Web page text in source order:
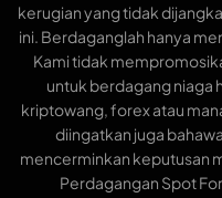
kerugian yang tidak
ini. Berdaganglah hanya
Kami tidak
untuk berdagang niaga
kriptowang, forex atau
diingatkan juga
mencerminkan keputusan
Perdagangan Spot